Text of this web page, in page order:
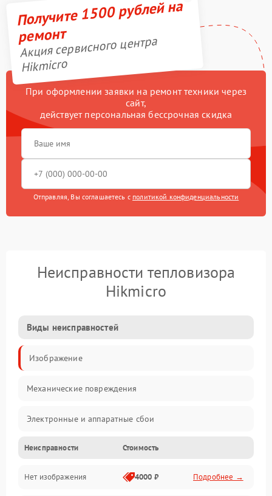
Получите 1500 рублей на
ремонт
Акция сервисного центра
Hikmicro
При оформлении заявки на ремонт техники через
сайт,
действует персональная бессрочная скидка
Отправляя, Вы соглашаетесь с политикой конфиденциальности
Неисправности тепловизора
Hikmicro
Виды неисправностей
Изображение
Механические повреждения
Электронные и аппаратные сбои
Неисправности сенсора и оптики
Программные ошибки
Неисправности Стоимость
Нет изображения 4000 ₽ Подробнее →